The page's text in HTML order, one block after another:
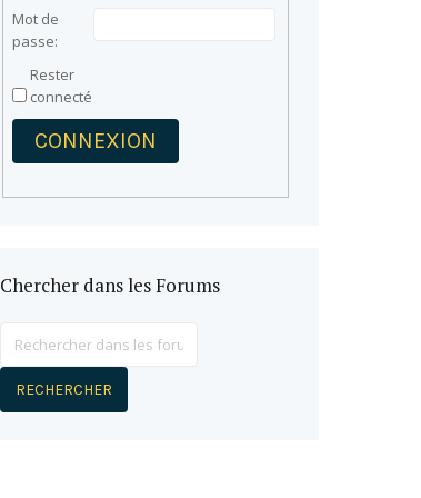
Mot de
passe:
Rester
connecté
CONNEXION
Chercher dans les Forums